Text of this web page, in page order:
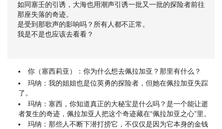
如同塞壬的引诱，大海也用潮声引诱一批又一批的探险者前往
那座失落的奇迹。
是受到那歌声的影响吗？所有人都不正常。
我是不是也应该去看看？
你（塞西莉亚）：你为什么想去佩拉加亚？那里有什么？
玛纳：我的姐姐也是位英勇的探险者，但她在佩拉加亚失踪
了。
玛纳：塞西，你知道真正的大秘宝是什么吗？是一个能让逝
者复生的奇迹，佩拉加亚人把这个奇迹藏在“佩拉加亚之心”里。
玛纳：那些人不断下潜打捞它，不仅仅是因为它本身的金钱